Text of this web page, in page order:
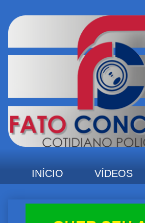
INÍCIO VÍDEOS